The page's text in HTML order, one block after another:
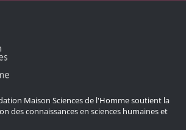
Maison Sciences de l'Homme soutient la
des connaissances en sciences humaines et